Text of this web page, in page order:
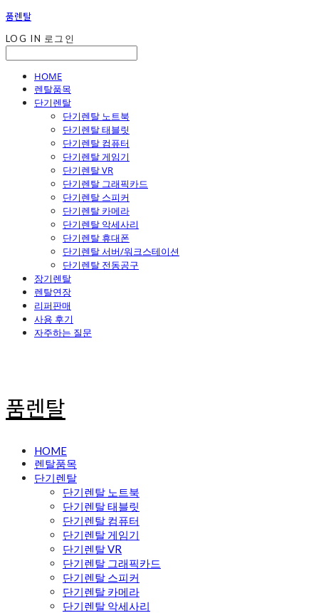
품렌탈
LOG IN 로그인
HOME
렌탈품목
단기렌탈
단기렌탈 노트북
단기렌탈 태블릿
단기렌탈 컴퓨터
단기렌탈 게임기
단기렌탈 VR
단기렌탈 그래픽카드
단기렌탈 스피커
단기렌탈 카메라
단기렌탈 악세사리
단기렌탈 휴대폰
단기렌탈 서버/워크스테이션
단기렌탈 전동공구
장기렌탈
렌탈연장
리퍼판매
사용 후기
자주하는 질문
품렌탈
HOME
렌탈품목
단기렌탈
단기렌탈 노트북
단기렌탈 태블릿
단기렌탈 컴퓨터
단기렌탈 게임기
단기렌탈 VR
단기렌탈 그래픽카드
단기렌탈 스피커
단기렌탈 카메라
단기렌탈 악세사리